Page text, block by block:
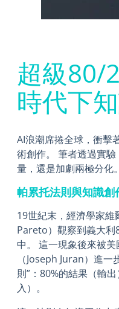
超級80/
時代下
AI浪潮席捲全球，衝擊
術創作。 筆者透過實
量，還是加劇兩極分化。
帕累托法則與知識創
19世紀末，經濟學家
Pareto）觀察到義大利
中。 這一現象後來被
（Joseph Juran）進
則”：80%的結果（輸
入）。